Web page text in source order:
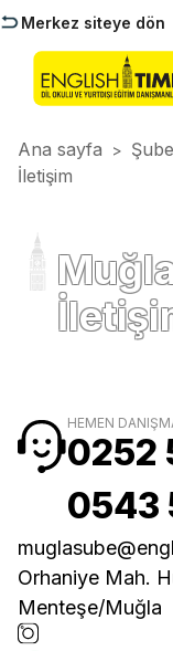
Merkez siteye dön
Ana sayfa >
İletişim
HEMEN
0252
0543
Orhaniye Mah.
Menteşe/Muğla